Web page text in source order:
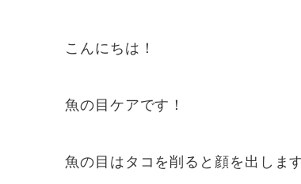
こんにちは！
魚の目ケアです！
魚の目はタコを削ると顔を出します